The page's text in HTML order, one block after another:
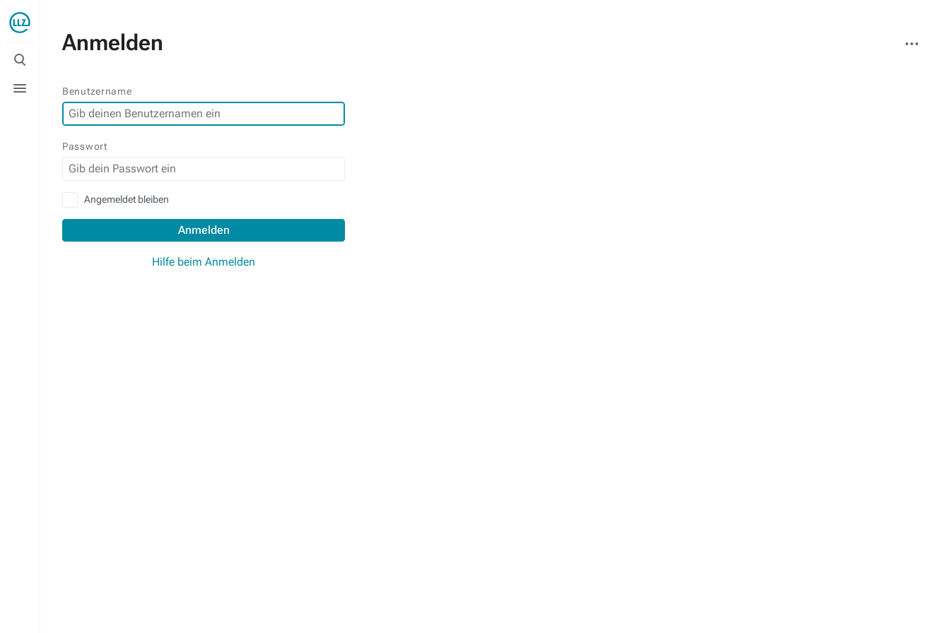
Suche
umschalten
umschalten
Anmelden
Aktionen
Benutzername
Passwort
Angemeldet bleiben
Anmelden
Hilfe beim Anmelden